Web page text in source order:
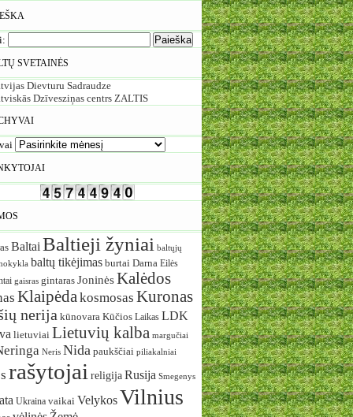
SVETAINĖS
Dievturu Sadraudze
Dzīvesziņas centrs ZALTIS
Baltai Baltieji žyniai baltųjų
baltų tikėjimas burtai Darna Eilės
gaisras gintaras JoninėsKalėdos
Klaipėda kosmosas Kuronas
nerija kūnovara Kūčios Laikas LDK
lietuviai Lietuvių kalba margučiai
Neris Nida paukščiai piliakalniai
rašytojai religijaRusija Smegenys
Ukraina vaikai VelykosVilnius